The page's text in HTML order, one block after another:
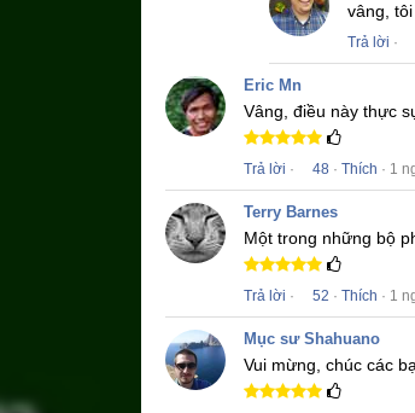
vâng,
Trả lời ·
Eric Mn
Vâng, điều này thực
Trả lời · 48 · Thích · 1
Terry Barnes
Một trong những bộ
Trả lời · 52 · Thích · 1
Mục sư Shahuano
Vui mừng, chúc các